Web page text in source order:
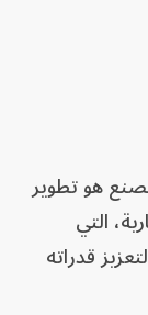
هو تطوير
التي
قدراته